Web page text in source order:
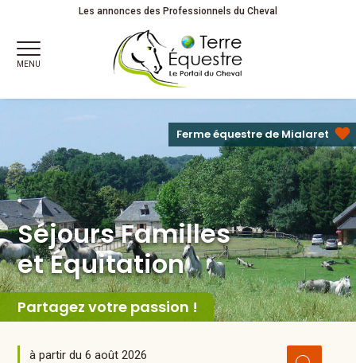
Séjours Familles et ÉquitationPartagez votre passion !
Les annonces des Professionnels du Cheval
MENU
Séjours Familles
et Équitation
Partagez votre passion !
Ferme équestre de Mialaret
à partir du 6 août 2026